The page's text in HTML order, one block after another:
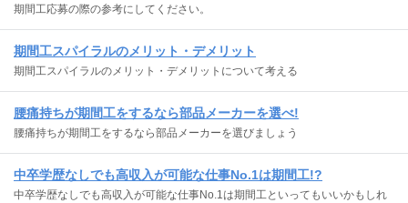
期間工応募の際の参考にしてください。
期間工スパイラルのメリット・デメリット
期間工スパイラルのメリット・デメリットについて考える
腰痛持ちが期間工をするなら部品メーカーを選べ!
腰痛持ちが期間工をするなら部品メーカーを選びましょう
中卒学歴なしでも高収入が可能な仕事No.1は期間工!?
中卒学歴なしでも高収入が可能な仕事No.1は期間工といってもいいかもしれ